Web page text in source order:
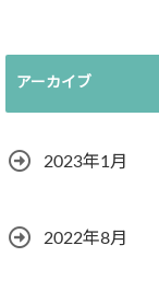
アーカイブ
2023年1月
2022年8月